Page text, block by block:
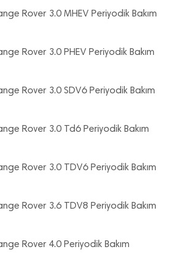
Rover 3.0 MHEV Periyodik Bakım
Rover 3.0 PHEV Periyodik Bakım
Rover 3.0 SDV6 Periyodik Bakım
Rover 3.0 Td6 Periyodik Bakım
Rover 3.0 TDV6 Periyodik Bakım
Rover 3.6 TDV8 Periyodik Bakım
Rover 4.0 Periyodik Bakım